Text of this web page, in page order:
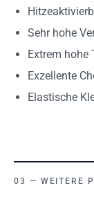
Sehr hohe
Extrem hohe
Exzellente
Elastische
WEITERE